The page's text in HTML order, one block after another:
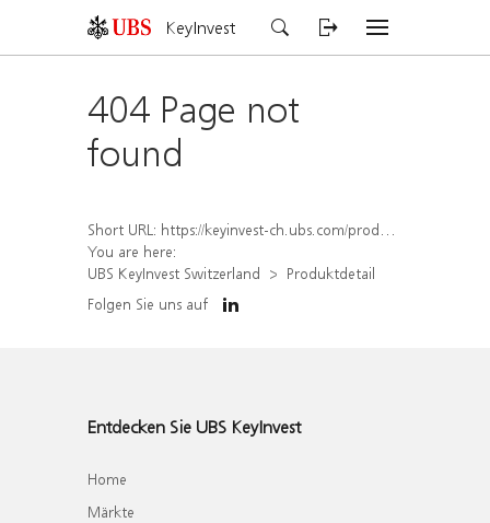
KeyInvest
404 Page not
found
Short URL: https://keyinvest-ch.ubs.com/produkt/detail/index/isin/CH1564689532
You are here:
UBS KeyInvest Switzerland
Produktdetail
Folgen Sie uns auf
Entdecken Sie UBS KeyInvest
Home
Märkte